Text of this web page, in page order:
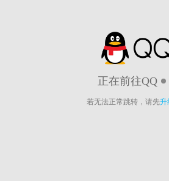
正在前往QQ
若无法正常跳转，请先升